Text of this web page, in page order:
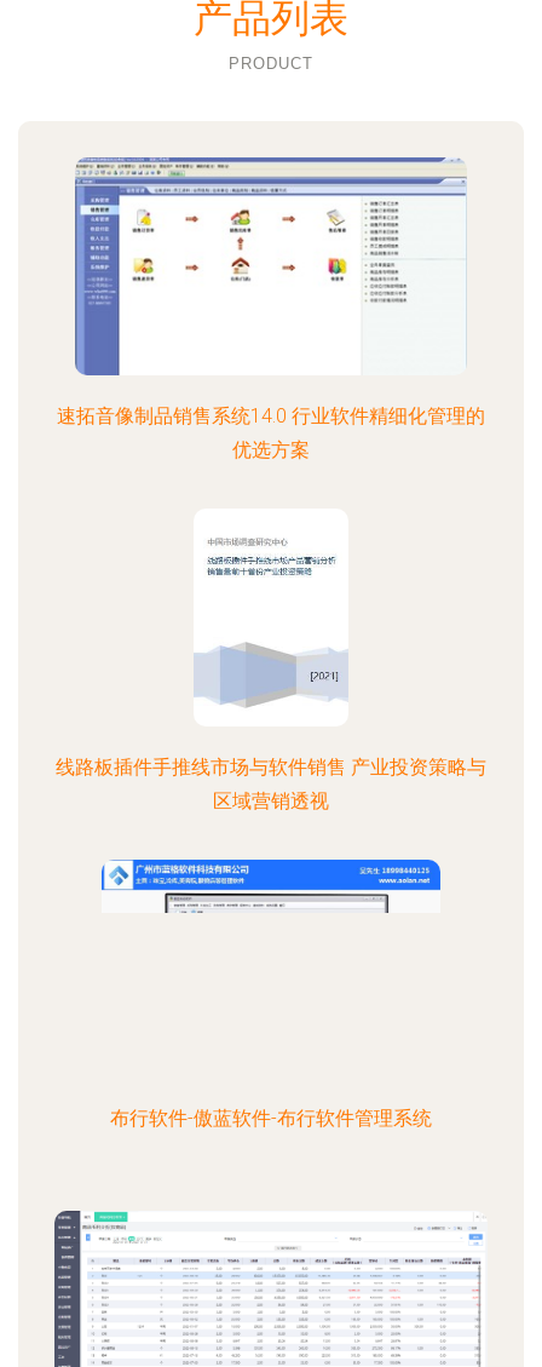
产品列表
PRODUCT
速拓音像制品销售系统14.0 行业软件精细化管理的
优选方案
线路板插件手推线市场与软件销售 产业投资策略与
区域营销透视
布行软件-傲蓝软件-布行软件管理系统